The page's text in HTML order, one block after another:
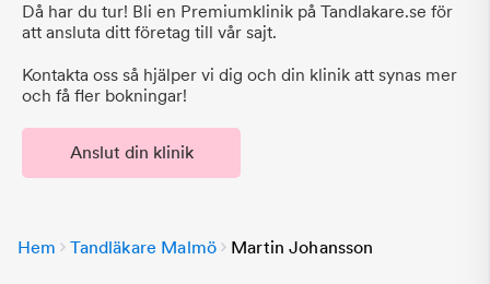
Då har du tur! Bli en Premiumklinik på Tandlakare.se för
att ansluta ditt företag till vår sajt.
Kontakta oss så hjälper vi dig och din klinik att synas mer
och få fler bokningar!
Anslut din klinik
Hem Tandläkare Malmö Martin Johansson